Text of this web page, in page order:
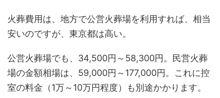
火葬費用は、地方で公営火葬場を利用すれば、相当
安いのですが、東京都は高い。
公営火葬場でも、34,500円～58,300円。民営火葬
場の金額相場は、59,000円～177,000円。これに控
室の料金（1万～10万円程度）も別途かかります。